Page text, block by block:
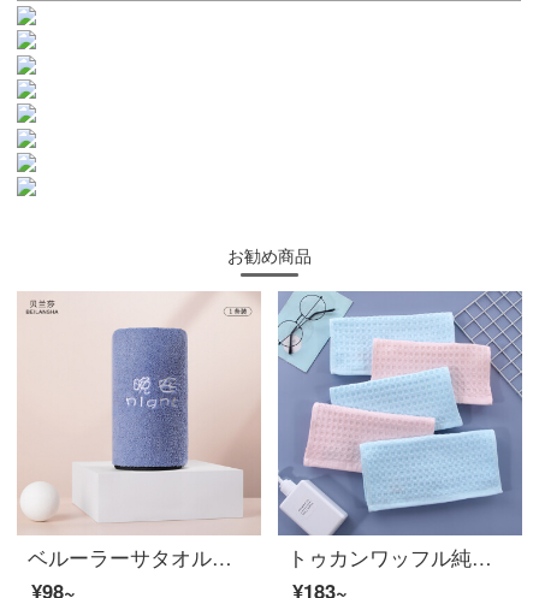
お勧め商品
ベルーラーサタオル洗顔サンゴの柔らかい吸水性洗顔料乾燥男女厚いパーコおはようございます。
¥98~
トゥカンワッフル純綿ガーゼタオル4枚子供用タオル4枚入り全綿漫画吸水ティッシュ2+青2*50 cm
¥183~